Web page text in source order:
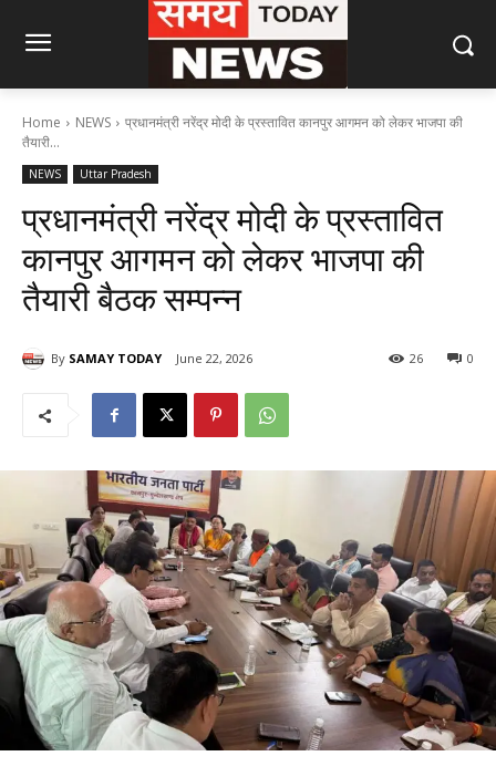
Home NEWS
प्रधानमंत्री नरेंद्र मोदी के प्रस्तावित कानपुर आगमन को लेकर भाजपा की
तैयारी...
NEWS Uttar Pradesh
प्रधानमंत्री नरेंद्र मोदी के प्रस्तावित
कानपुर आगमन को लेकर भाजपा की
तैयारी बैठक सम्पन्न
By SAMAY TODAY June 22, 2026 0
26